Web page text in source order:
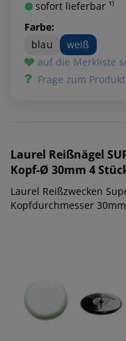
sofort lieferbar ¹⁾
Farbe:
blau
weiß
auf die Merkliste
Frage zum Produkt
Laurel Reißnägel
Kopf-Ø 30mm 4
Laurel Reißzwecken
Kopfdurchmesser